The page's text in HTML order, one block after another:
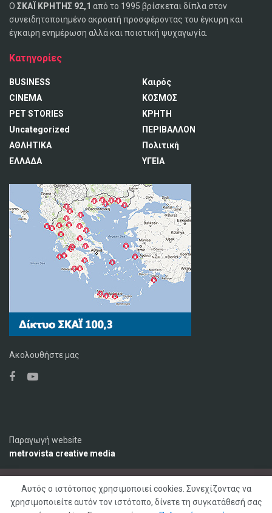
Ο ΣΚΑΪ ΚΡΗΤΗΣ 92,1 από το 1995 βρίσκεται δίπλα στον
συνειδητοποιημένο ακροατή προσφέροντας του έγκυρη και
έγκαιρη ενημέρωση αλλά και ποιοτική ψυχαγωγία.
Κατηγορίες
BUSINESS
CINEMA
PET STORIES
Uncategorized
ΑΘΛΗΤΙΚΑ
ΕΛΛΑΔΑ
Καιρός
ΚΟΣΜΟΣ
ΚΡΗΤΗ
ΠΕΡΙΒΑΛΛΟΝ
Πολιτική
ΥΓΕΙΑ
Ακολουθήστε μας
Παραγωγή website
metrovista creative media
Ο Σταθμός Διαφήμιση
Επικοινωνία
Πολιτική Απορρήτου
Αυτός ο ιστότοπος χρησιμοποιεί cookies. Συνεχίζοντας να
χρησιμοποιείτε αυτόν τον ιστότοπο, δίνετε τη συγκατάθεσή σας